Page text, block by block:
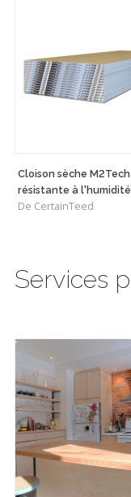
Cloison sèche M2Tech
résistante à
moisissure
De CertainTeed
Services